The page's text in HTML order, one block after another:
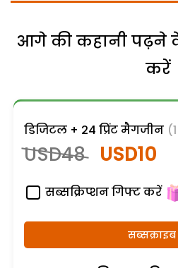
आगे की कहानी पढ़ने
करें
डिजिटल + 24 प्रिंट मैगजीन
USD48 USD10
सब्सक्रिप्शन गिफ्ट करें